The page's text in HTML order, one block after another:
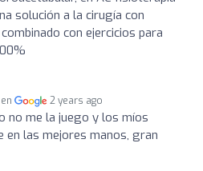
solución a la cirugía con
con ejercicios para
2 years ago
no me la juego y los míos
en las mejores manos, gran